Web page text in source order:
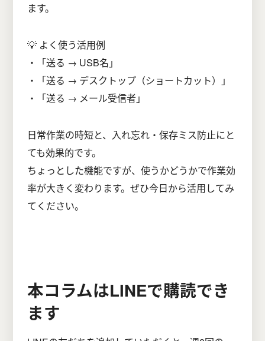
ます。
💡 よく使う活用例
・「送る → USB名」
・「送る → デスクトップ（ショートカット）」
・「送る → メール受信者」
日常作業の時短と、入れ忘れ・保存ミス防止にと
ても効果的です。
ちょっとした機能ですが、使うかどうかで作業効
率が大きく変わります。ぜひ今日から活用してみ
てください。
本コラムはLINEで購読でき
ます